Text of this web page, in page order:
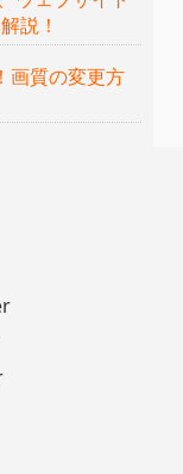
説！
画質の変更方